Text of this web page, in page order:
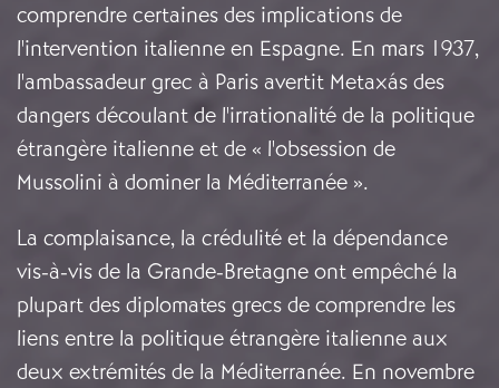
comprendre certaines des implications de
l'intervention italienne en Espagne. En mars 1937,
l'ambassadeur grec à Paris avertit Metaxás des
dangers découlant de l'irrationalité de la politique
étrangère italienne et de « l'obsession de
Mussolini à dominer la Méditerranée ».
La complaisance, la crédulité et la dépendance
vis-à-vis de la Grande-Bretagne ont empêché la
plupart des diplomates grecs de comprendre les
liens entre la politique étrangère italienne aux
deux extrémités de la Méditerranée. En novembre